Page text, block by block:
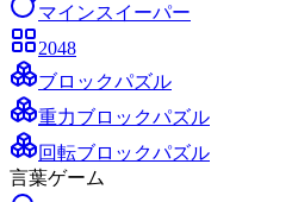
マインスイーパー
2048
ブロックパズル
重力ブロックパズル
回転ブロックパズル
言葉ゲーム